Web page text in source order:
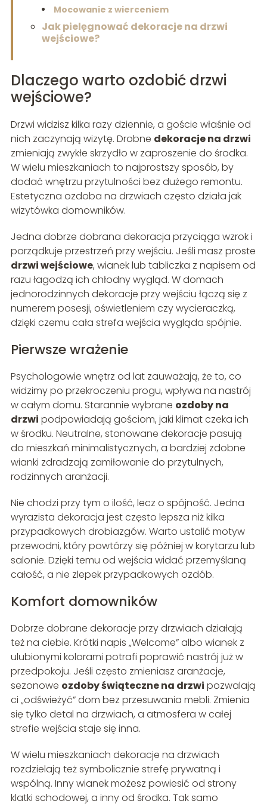
Mocowanie z wierceniem
Jak pielęgnować dekoracje na drzwi
wejściowe?
Dlaczego warto ozdobić drzwi
wejściowe?
Drzwi widzisz kilka razy dziennie, a goście właśnie od
nich zaczynają wizytę. Drobne dekoracje na drzwi
zmieniają zwykłe skrzydło w zaproszenie do środka.
W wielu mieszkaniach to najprostszy sposób, by
dodać wnętrzu przytulności bez dużego remontu.
Estetyczna ozdoba na drzwiach często działa jak
wizytówka domowników.
Jedna dobrze dobrana dekoracja przyciąga wzrok i
porządkuje przestrzeń przy wejściu. Jeśli masz proste
drzwi wejściowe, wianek lub tabliczka z napisem od
razu łagodzą ich chłodny wygląd. W domach
jednorodzinnych dekoracje przy wejściu łączą się z
numerem posesji, oświetleniem czy wycieraczką,
dzięki czemu cała strefa wejścia wygląda spójnie.
Pierwsze wrażenie
Psychologowie wnętrz od lat zauważają, że to, co
widzimy po przekroczeniu progu, wpływa na nastrój
w całym domu. Starannie wybrane ozdoby na
drzwi podpowiadają gościom, jaki klimat czeka ich
w środku. Neutralne, stonowane dekoracje pasują
do mieszkań minimalistycznych, a bardziej zdobne
wianki zdradzają zamiłowanie do przytulnych,
rodzinnych aranżacji.
Nie chodzi przy tym o ilość, lecz o spójność. Jedna
wyrazista dekoracja jest często lepsza niż kilka
przypadkowych drobiazgów. Warto ustalić motyw
przewodni, który powtórzy się później w korytarzu lub
salonie. Dzięki temu od wejścia widać przemyślaną
całość, a nie zlepek przypadkowych ozdób.
Komfort domowników
Dobrze dobrane dekoracje przy drzwiach działają
też na ciebie. Krótki napis „Welcome” albo wianek z
ulubionymi kolorami potrafi poprawić nastrój już w
przedpokoju. Jeśli często zmieniasz aranżacje,
sezonowe ozdoby świąteczne na drzwi pozwalają
ci „odświeżyć” dom bez przesuwania mebli. Zmienia
się tylko detal na drzwiach, a atmosfera w całej
strefie wejścia staje się inna.
W wielu mieszkaniach dekoracje na drzwiach
rozdzielają też symbolicznie strefę prywatną i
wspólną. Inny wianek możesz powiesić od strony
klatki schodowej, a inny od środka. Tak samo